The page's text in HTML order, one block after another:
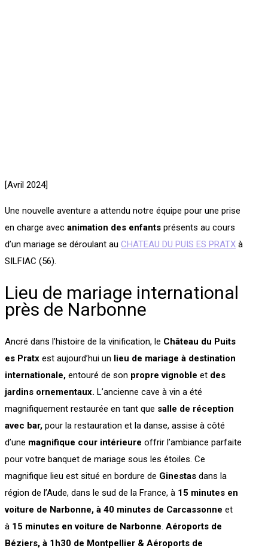
[Avril 2024]
Une nouvelle aventure a attendu notre équipe pour une prise
en charge avec animation des enfants présents au cours
d’un mariage se déroulant au CHATEAU DU PUIS ES PRATX à
SILFIAC (56).
Lieu de mariage international
près de Narbonne
Ancré dans l’histoire de la vinification, le Château du Puits
es Pratx est aujourd’hui un lieu de mariage à destination
internationale, entouré de son propre vignoble et des
jardins ornementaux. L’ancienne cave à vin a été
magnifiquement restaurée en tant que salle de réception
avec bar, pour la restauration et la danse, assise à côté
d’une magnifique cour intérieure offrir l’ambiance parfaite
pour votre banquet de mariage sous les étoiles. Ce
magnifique lieu est situé en bordure de Ginestas dans la
région de l’Aude, dans le sud de la France, à 15 minutes en
voiture de Narbonne, à 40 minutes de Carcassonne et
à 15 minutes en voiture de Narbonne. Aéroports de
Béziers, à 1h30 de Montpellier & Aéroports de